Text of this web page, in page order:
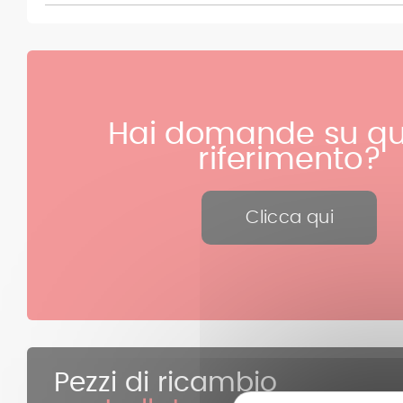
Hai domande su
riferimento?
Clicca qui
Pezzi di ricambio